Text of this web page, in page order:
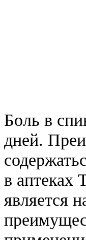
Боль в
дней.
в аптеках
является